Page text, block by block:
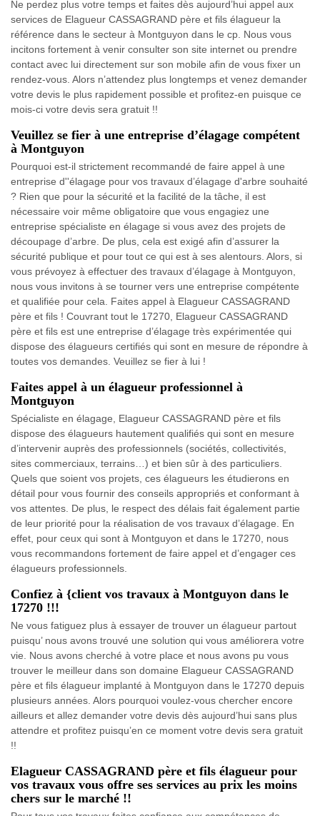
Ne perdez plus votre temps et faites dès aujourd’hui appel aux
services de Elagueur CASSAGRAND père et fils élagueur la
référence dans le secteur à Montguyon dans le cp. Nous vous
incitons fortement à venir consulter son site internet ou prendre
contact avec lui directement sur son mobile afin de vous fixer un
rendez-vous. Alors n’attendez plus longtemps et venez demander
votre devis le plus rapidement possible et profitez-en puisque ce
mois-ci votre devis sera gratuit !!
Veuillez se fier à une entreprise d’élagage compétent
à Montguyon
Pourquoi est-il strictement recommandé de faire appel à une
entreprise d''élagage pour vos travaux d’élagage d'arbre souhaité
? Rien que pour la sécurité et la facilité de la tâche, il est
nécessaire voir même obligatoire que vous engagiez une
entreprise spécialiste en élagage si vous avez des projets de
découpage d’arbre. De plus, cela est exigé afin d’assurer la
sécurité publique et pour tout ce qui est à ses alentours. Alors, si
vous prévoyez à effectuer des travaux d’élagage à Montguyon,
nous vous invitons à se tourner vers une entreprise compétente
et qualifiée pour cela. Faites appel à Elagueur CASSAGRAND
père et fils ! Couvrant tout le 17270, Elagueur CASSAGRAND
père et fils est une entreprise d’élagage très expérimentée qui
dispose des élagueurs certifiés qui sont en mesure de répondre à
toutes vos demandes. Veuillez se fier à lui !
Faites appel à un élagueur professionnel à
Montguyon
Spécialiste en élagage, Elagueur CASSAGRAND père et fils
dispose des élagueurs hautement qualifiés qui sont en mesure
d’intervenir auprès des professionnels (sociétés, collectivités,
sites commerciaux, terrains…) et bien sûr à des particuliers.
Quels que soient vos projets, ces élagueurs les étudierons en
détail pour vous fournir des conseils appropriés et conformant à
vos attentes. De plus, le respect des délais fait également partie
de leur priorité pour la réalisation de vos travaux d’élagage. En
effet, pour ceux qui sont à Montguyon et dans le 17270, nous
vous recommandons fortement de faire appel et d’engager ces
élagueurs professionnels.
Confiez à {client vos travaux à Montguyon dans le
17270 !!!
Ne vous fatiguez plus à essayer de trouver un élagueur partout
puisqu’ nous avons trouvé une solution qui vous améliorera votre
vie. Nous avons cherché à votre place et nous avons pu vous
trouver le meilleur dans son domaine Elagueur CASSAGRAND
père et fils élagueur implanté à Montguyon dans le 17270 depuis
plusieurs années. Alors pourquoi voulez-vous chercher encore
ailleurs et allez demander votre devis dès aujourd’hui sans plus
attendre et profitez puisqu’en ce moment votre devis sera gratuit
!!
Elagueur CASSAGRAND père et fils élagueur pour
vos travaux vous offre ses services au prix les moins
chers sur le marché !!